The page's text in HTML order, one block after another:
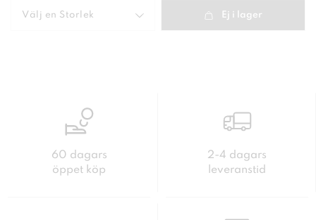
Välj en Storlek Ej i lager
60 dagars
öppet köp
2-4 dagars
leveranstid